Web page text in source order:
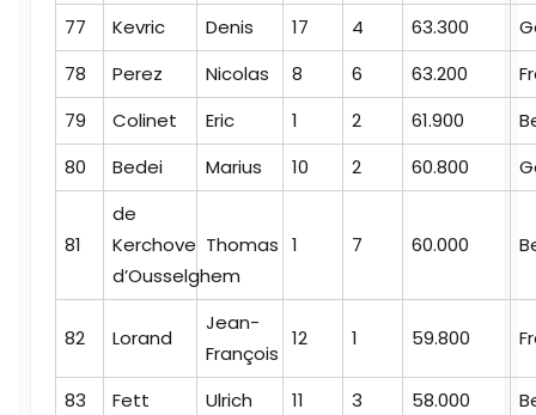
77
Kevric Denis 17 4 63.300
78
Perez Nicolas 8 6 63.200
79
Colinet Eric 1 2 61.900
80
Bedei Marius 10 2 60.800
81
de
Kerchove
d’Ousselghem
Thomas 1 7 60.000
82 Lorand
Jean-
François
12 1 59.800
83 Fett Ulrich 11 3 58.000